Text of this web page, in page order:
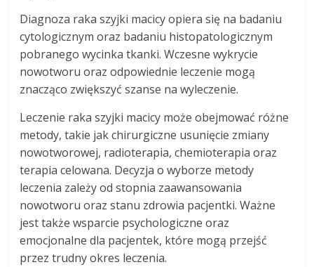
Diagnoza raka szyjki macicy opiera się na badaniu
cytologicznym oraz badaniu histopatologicznym
pobranego wycinka tkanki. Wczesne wykrycie
nowotworu oraz odpowiednie leczenie mogą
znacząco zwiększyć szanse na wyleczenie.
Leczenie raka szyjki macicy może obejmować różne
metody, takie jak chirurgiczne usunięcie zmiany
nowotworowej, radioterapia, chemioterapia oraz
terapia celowana. Decyzja o wyborze metody
leczenia zależy od stopnia zaawansowania
nowotworu oraz stanu zdrowia pacjentki. Ważne
jest także wsparcie psychologiczne oraz
emocjonalne dla pacjentek, które mogą przejść
przez trudny okres leczenia.